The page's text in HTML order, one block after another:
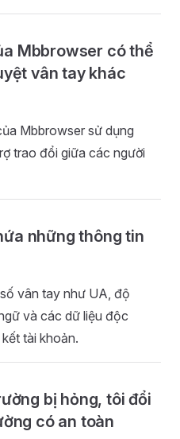
Mbbrowser có thể
vân tay khác
Mbbrowser sử dụng
trao đổi giữa các người
những thông tin
vân tay như UA, độ
và các dữ liệu độc
tài khoản.
bị hỏng, tôi đổi
có an toàn